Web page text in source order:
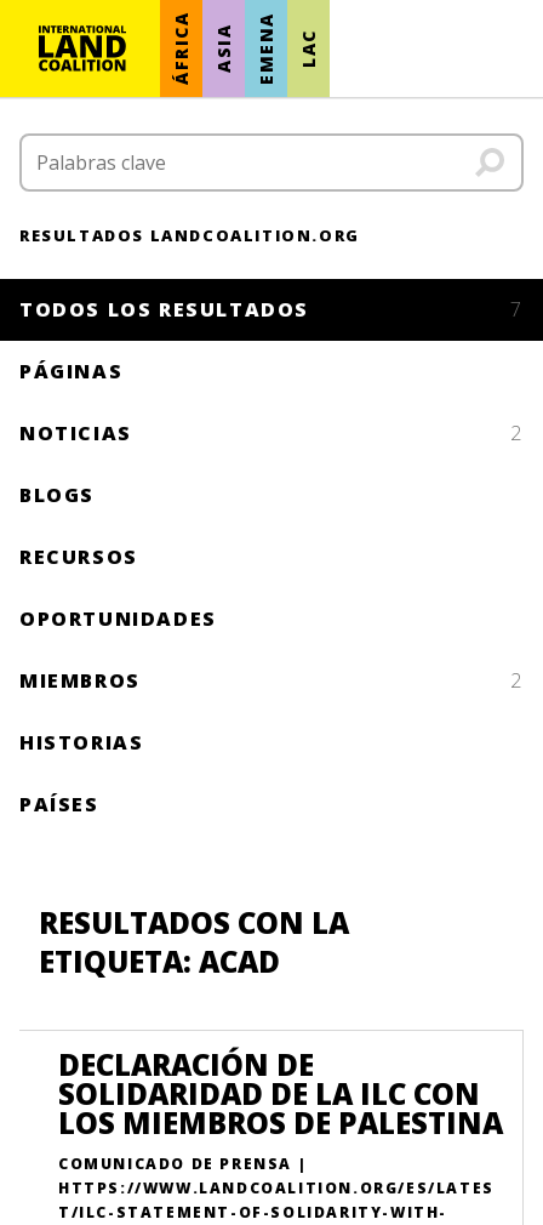
ÁFRICA ASIA EMENA LAC
RESULTADOS LANDCOALITION.ORG
TODOS LOS RESULTADOS 7
PÁGINAS
NOTICIAS 2
BLOGS
RECURSOS
OPORTUNIDADES
MIEMBROS 2
HISTORIAS
PAÍSES
RESULTADOS CON LA
ETIQUETA: ACAD
DECLARACIÓN DE
SOLIDARIDAD DE LA ILC CON
LOS MIEMBROS DE PALESTINA
COMUNICADO DE PRENSA |
HTTPS://WWW.LANDCOALITION.ORG/ES/LATES
T/ILC-STATEMENT-OF-SOLIDARITY-WITH-